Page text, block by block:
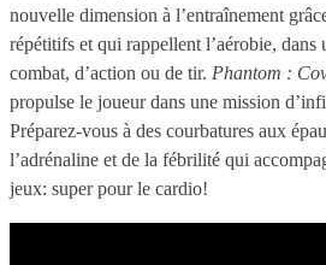
nouvelle dimension à l’entraînement
répétitifs et qui rappellent l’aérobie, dans
combat, d’action ou de tir. Phantom :
propulse le joueur dans une mission
Préparez-vous à des courbatures aux
l’adrénaline et de la fébrilité qui
jeux: super pour le cardio!